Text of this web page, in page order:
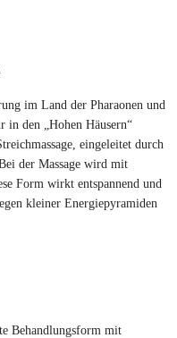
im Land der Pharaonen und
in den „Hohen Häusern“
eingeleitet durch
der Massage wird mit
Form wirkt entspannend und
kleiner Energiepyramiden
Behandlungsform mit